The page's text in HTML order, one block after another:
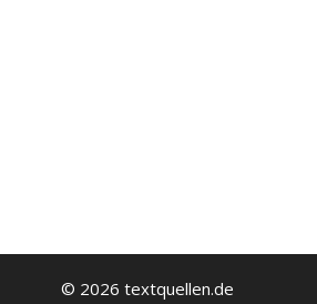
© 2026 textquellen.de